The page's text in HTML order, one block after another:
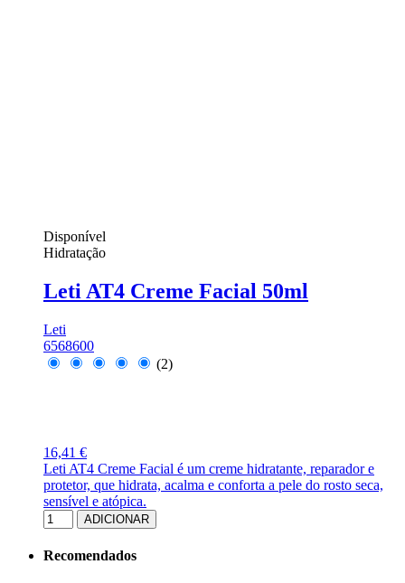
Disponível
Hidratação
Leti AT4 Creme Facial 50ml
Leti
6568600
(2)
16,41 €
Leti AT4 Creme Facial é um creme hidratante, reparador e
protetor, que hidrata, acalma e conforta a pele do rosto seca,
sensível e atópica.
ADICIONAR
Recomendados